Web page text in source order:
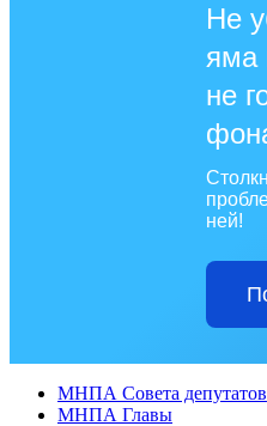
Не
яма
не
ней!
МНПА Совета депутатов
МНПА Главы